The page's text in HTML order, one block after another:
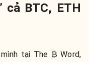
cả BTC, ETH
tại The ₿ Word,